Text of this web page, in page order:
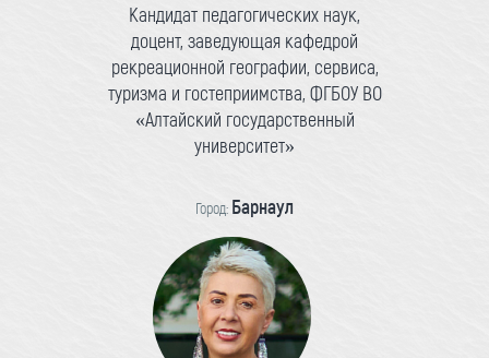
Кандидат педагогических наук,
доцент, заведующая кафедрой
рекреационной географии, сервиса,
туризма и гостеприимства, ФГБОУ ВО
«Алтайский государственный
университет»
Город: Барнаул